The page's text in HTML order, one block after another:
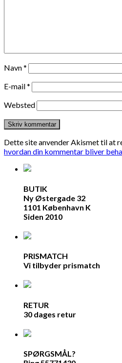
Navn*
E-mail*
Websted
Dette site anvender Akismet til at
hvordan din kommentar bliver
BUTIK
Ny Østergade 32
1101 København K
Siden 2010
PRISMATCH
Vi tilbyder prismatch
RETUR
30 dages retur
SPØRGSMÅL?